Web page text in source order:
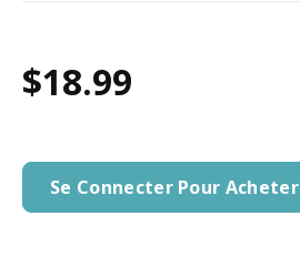
$18.99
Se Connecter Pour Acheter